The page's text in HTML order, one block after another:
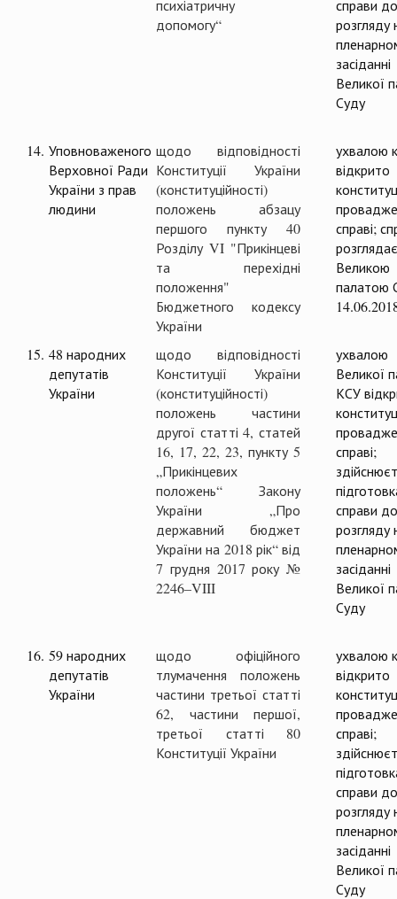
психіатричну
допомогу“
справи до
розгляду
засіданні
Великої
Суду
14. Уповноваженого
Верховної Ради
України з прав
людини
щодо відповідності
Конституції України
(конституційності)
положень абзацу
першого пункту 40
Розділу VI "Прикінцеві
та перехідні
положення"
Бюджетного кодексу
України
ухвалою
відкрито
справі;
Великою
палатою
15. 48 народних
депутатів
України
щодо відповідності
Конституції України
(конституційності)
положень частини
другої статті 4, статей
16, 17, 22, 23, пункту 5
„Прикінцевих
положень“ Закону
України „Про
державний бюджет
України на 2018 рік“ від
7 грудня 2017 року №
2246–VIII
ухвалою
Великої
КСУ
справі;
справи до
розгляду
засіданні
Великої
Суду
16. 59 народних
депутатів
України
щодо офіційного
тлумачення положень
частини третьої статті
62, частини першої,
третьої статті 80
Конституції України
ухвалою
відкрито
справі;
справи до
розгляду
засіданні
Великої
Суду